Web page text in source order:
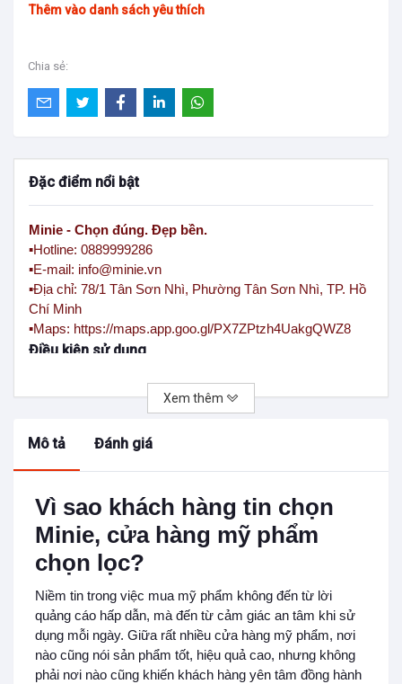
Thêm vào danh sách yêu thích
Chia sẻ:
Đặc điểm nổi bật
Minie - Chọn đúng. Đẹp bền.
▪️Hotline: 0889999286
▪️E-mail: info@minie.vn
▪️Địa chỉ: 78/1 Tân Sơn Nhì, Phường Tân Sơn Nhì, TP. Hồ
Chí Minh
▪️Maps: https://maps.app.goo.gl/PX7ZPtzh4UakgQWZ8
Điều kiện sử dụng
Xem thêm
Mô tả Đánh giá
Vì sao khách hàng tin chọn
Minie, cửa hàng mỹ phẩm
chọn lọc?
Niềm tin trong việc mua mỹ phẩm không đến từ lời
quảng cáo hấp dẫn, mà đến từ cảm giác an tâm khi sử
dụng mỗi ngày. Giữa rất nhiều cửa hàng mỹ phẩm, nơi
nào cũng nói sản phẩm tốt, hiệu quả cao, nhưng không
phải nơi nào cũng khiến khách hàng yên tâm đồng hành